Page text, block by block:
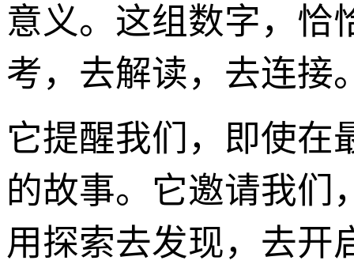
意义。这组数字，恰
考，去解读，去连接
它提醒我们，即使在
的故事。它邀请我们
用探索去发现，去开